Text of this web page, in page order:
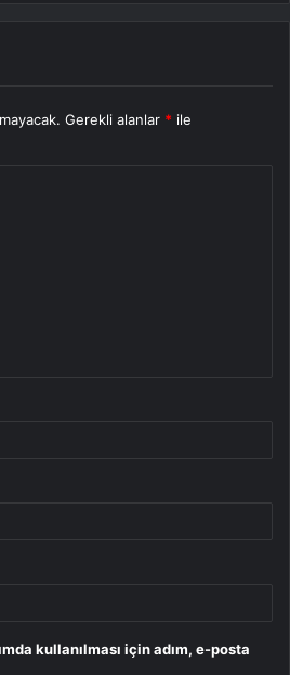
Gerekli alanlar * ile
kullanılması için adım, e-posta